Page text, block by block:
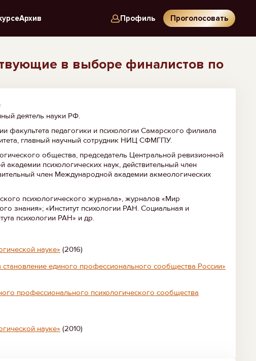
Профиль Проголосовать
Архив
в выборе финалистов по
деятель науки РФ.
педагогики и психологии Самарского филиала
главный научный сотрудник НИЦ СФМГПУ.
общества, председатель Центральной ревизионной
психологических наук, действительный член
член Международной академии акмеологических
психологического журнала», журналов «Мир
знания»; «Институт психологии РАН. Социальная и
психологии РАН» и др.
науке» (2016)
становление единого профессионального сообщества России»
профессионального психологического сообщества
науке» (2010)